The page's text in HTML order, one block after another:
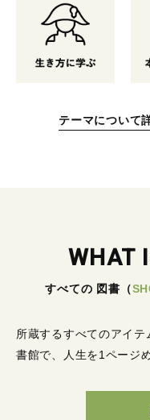
テーマについて
WHAT
すべての 図書 （
所蔵するすべてのアイテ
書館で、人生を1ページ